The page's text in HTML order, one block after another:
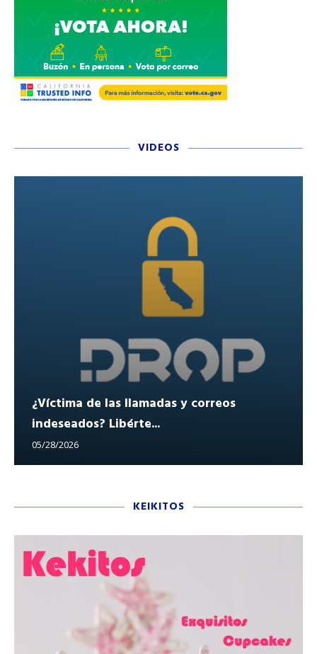
VIDEOS
¿Víctima de las llamadas y correos
indeseados? Libérte...
05/28/2026
KEIKITOS